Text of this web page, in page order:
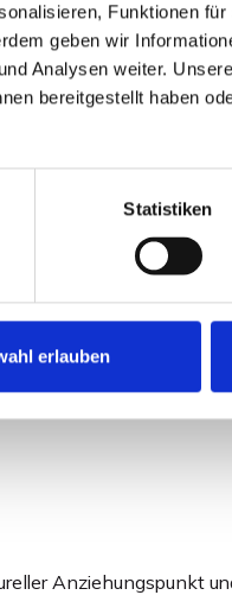
Funktionen
geben wir
Analysen weiter.
bereitgestellt haben
Statistiken
erlauben
und wirtschaftlich
sieht eine
lichtdurchfluteten Glas-
Design schafft
- ideal für private Feiern,
sowie
Anziehungspunkt